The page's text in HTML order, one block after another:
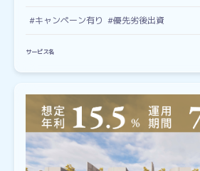
#キャンペーン有り #優先劣後出資
サービス名